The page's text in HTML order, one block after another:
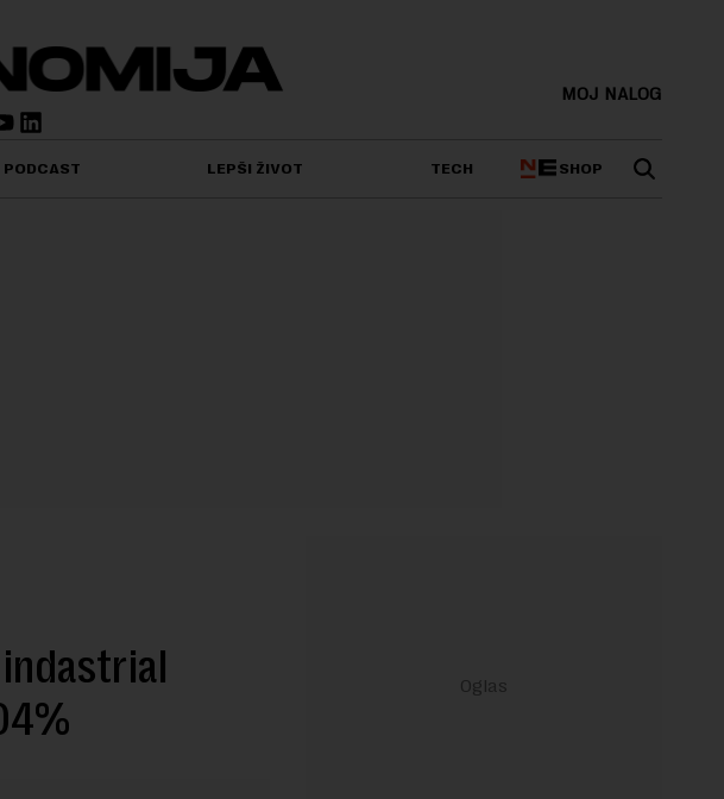
MOJ NALOG
PODCAST LEPŠI ŽIVOT TECH SHOP
indastrial